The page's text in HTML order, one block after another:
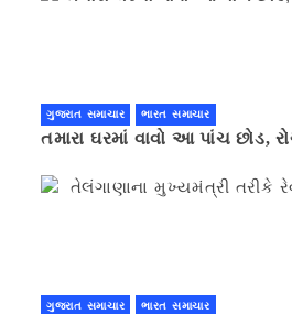
ગુજરાત સમાચાર ભારત સમાચાર
તમારા ઘરમાં વાવો આ પાંચ છોડ,
ગુજરાત સમાચાર ભારત સમાચાર